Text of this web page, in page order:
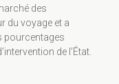
des
du voyage et a
pourcentages
de l’État.